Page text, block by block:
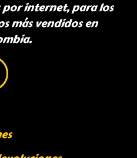
internet, para los
más vendidos en